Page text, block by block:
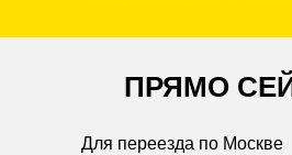
ПРЯМО
Для переезда по Москве